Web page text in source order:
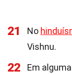
21 No
Vishnu.
22
Em